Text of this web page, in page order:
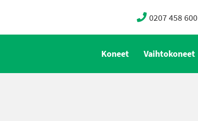
0207 458 600
Koneet Vaihtokoneet